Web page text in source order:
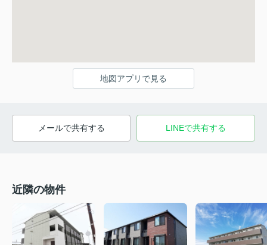
地図アプリで見る
メールで共有する LINEで共有する
近隣の物件